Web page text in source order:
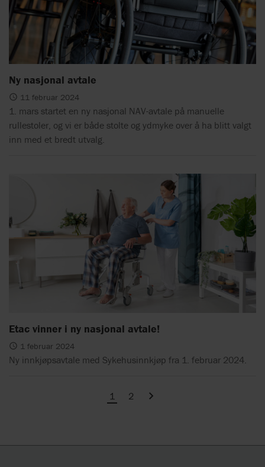
Ny nasjonal avtale
11 februar 2024
1. mars startet en ny nasjonal NAV-avtale på manuelle
rullestoler, og vi er både stolte og ydmyke over å ha blitt valgt
inn med et bredt utvalg.
Etac vinner i ny nasjonal avtale!
1 februar 2024
Ny innkjøpsavtale med Sykehusinnkjøp fra 1. februar 2024.
1
2